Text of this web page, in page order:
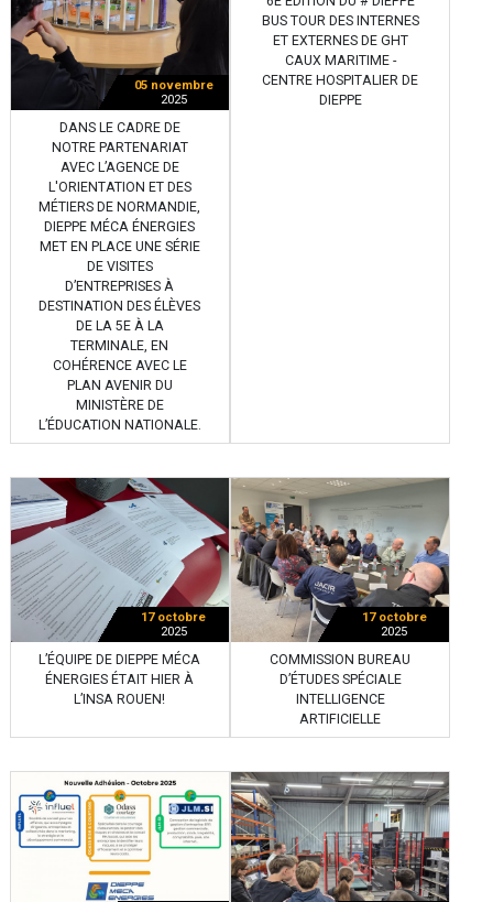
05 novembre
2025
DANS LE CADRE DE
NOTRE PARTENARIAT
AVEC L’AGENCE DE
L'ORIENTATION ET DES
MÉTIERS DE NORMANDIE,
DIEPPE MÉCA ÉNERGIES
MET EN PLACE UNE SÉRIE
DE VISITES
D’ENTREPRISES À
DESTINATION DES ÉLÈVES
DE LA 5E À LA
TERMINALE, EN
COHÉRENCE AVEC LE
PLAN AVENIR DU
MINISTÈRE DE
L’ÉDUCATION NATIONALE.
BUS TOUR DES INTERNES
ET EXTERNES DE GHT
CAUX MARITIME -
CENTRE HOSPITALIER DE
DIEPPE
17 octobre
2025
L’ÉQUIPE DE DIEPPE MÉCA
ÉNERGIES ÉTAIT HIER À
L’INSA ROUEN!
17 octobre
2025
COMMISSION BUREAU
D’ÉTUDES SPÉCIALE
INTELLIGENCE
ARTIFICIELLE